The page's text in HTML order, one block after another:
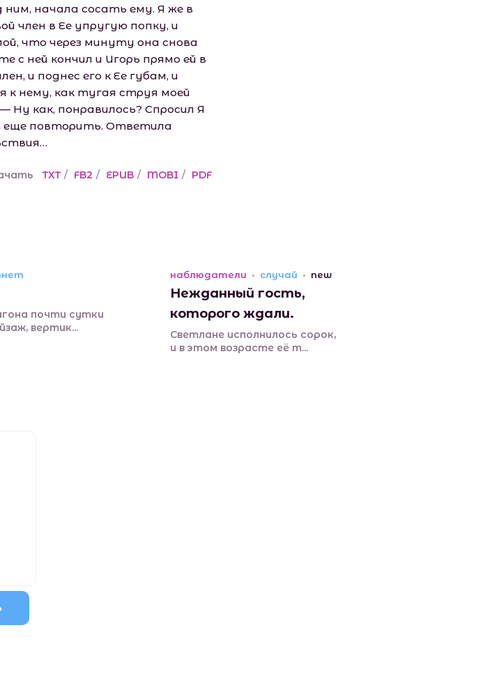
начала сосать ему. Я же в
член в Ее упругую попку, и
что через минуту она снова
с ней кончил и Игорь прямо ей в
и поднес его к Ее губам, и
к нему, как тугая струя моей
Ну как, понравилось? Спросил Я
еще повторить. Ответила
TXT / FB2 / EPUB / MOBI / PDF
почти сутки
вертик...
наблюдатели случай new
Нежданный гость,
которого ждали.
Светлане исполнилось сорок,
и в этом возрасте её т...